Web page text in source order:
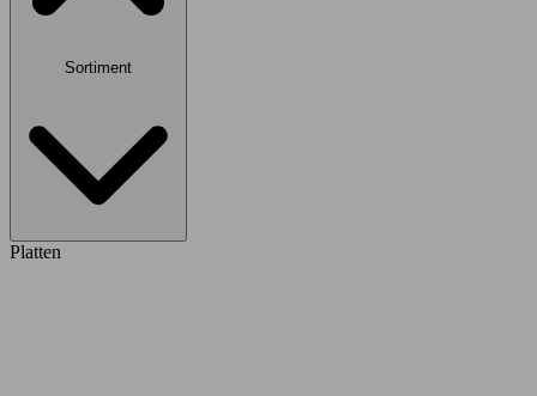
Sortiment
Platten